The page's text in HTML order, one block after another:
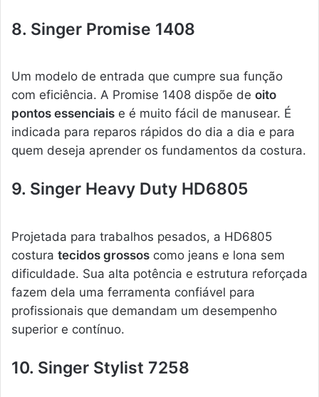
8. Singer Promise 1408
Um modelo de entrada que cumpre sua função
com eficiência. A Promise 1408 dispõe de oito
pontos essenciais e é muito fácil de manusear. É
indicada para reparos rápidos do dia a dia e para
quem deseja aprender os fundamentos da costura.
9. Singer Heavy Duty HD6805
Projetada para trabalhos pesados, a HD6805
costura tecidos grossos como jeans e lona sem
dificuldade. Sua alta potência e estrutura reforçada
fazem dela uma ferramenta confiável para
profissionais que demandam um desempenho
superior e contínuo.
10. Singer Stylist 7258